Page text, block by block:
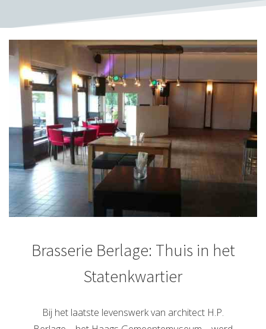
Brasserie Berlage: Thuis in het
Statenkwartier
Bij het laatste levenswerk van architect H.P.